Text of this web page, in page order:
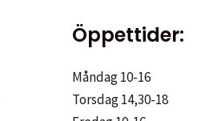
Öppettider:
Måndag 10-16
Torsdag 14,30-18